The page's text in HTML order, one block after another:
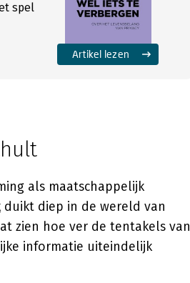
spel
Artikel lezen
als maatschappelijk
duikt diep in de wereld van
zien hoe ver de tentakels van
informatie uiteindelijk